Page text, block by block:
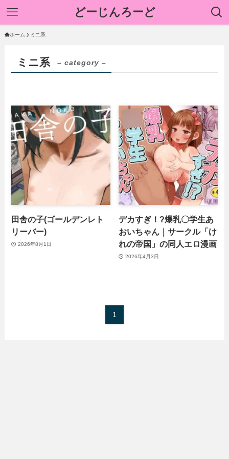
どーじんろーど
ホーム ミニ系
ミニ系 – category –
田舎の子(ゴールデンレト
リーバー)
2026年8月1日
デカすぎ！?爆乳〇学生あ
おいちゃん｜サークル「け
れの帝国」の同人エロ漫画
2026年4月3日
1